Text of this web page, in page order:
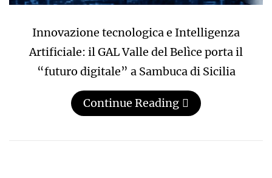
Innovazione tecnologica e Intelligenza
Artificiale: il GAL Valle del Belìce porta il
“futuro digitale” a Sambuca di Sicilia
Continue Reading